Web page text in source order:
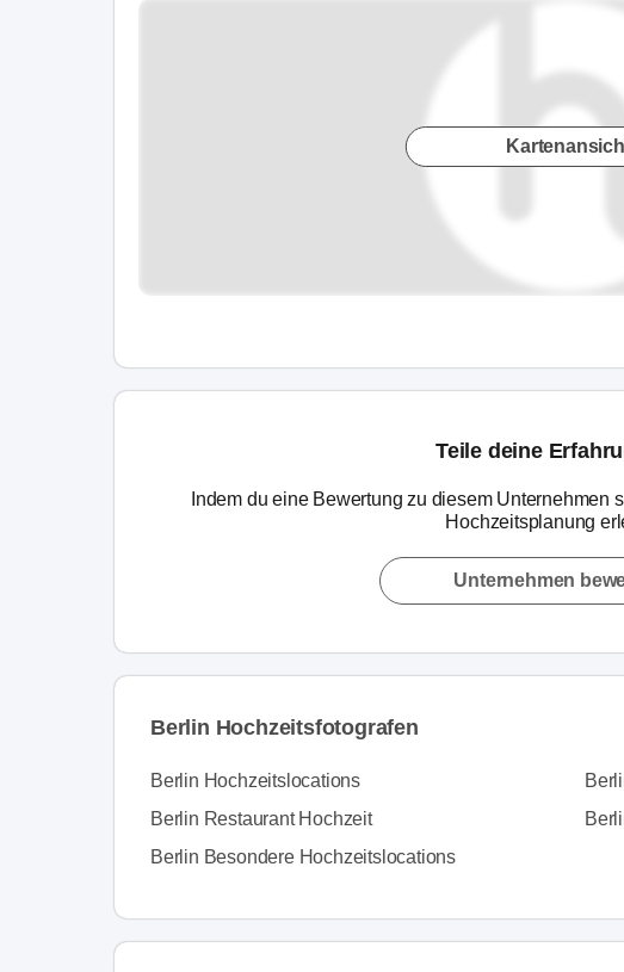
Teile deine
Indem du eine Bewertung zu diesem Unternehmen
Hochzeitsplanung
Unternehmen
Berlin Hochzeitsfotografen
Berlin Hochzeitslocations
Berlin Restaurant Hochzeit
Berlin Besondere Hochzeitslocations